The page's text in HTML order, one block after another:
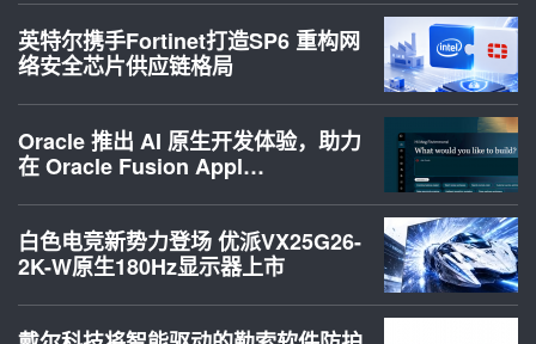
英特尔携手Fortinet打造SP6 重构网
络安全芯片供应链格局
Oracle 推出 AI 原生开发体验，助力
在 Oracle Fusion Appl…
白色电竞新势力登场 优派VX25G26-
2K-W原生180Hz显示器上市